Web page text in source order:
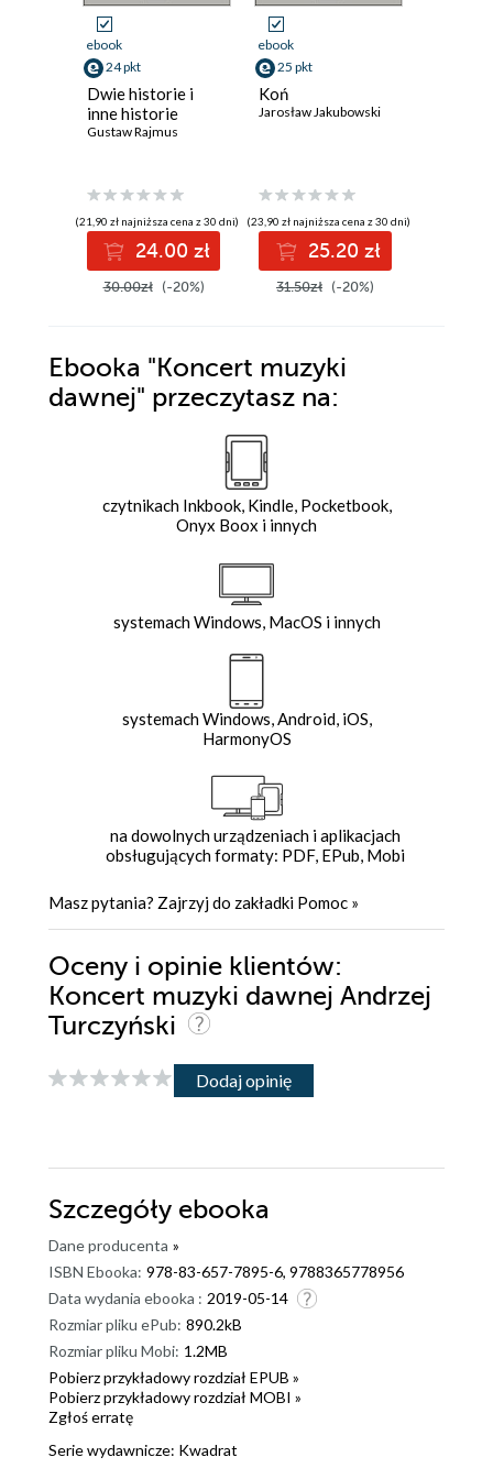
ebook
24 pkt
Dwie historie i
inne historie
Gustaw Rajmus
(21,90 zł najniższa cena z 30 dni)
24.00 zł
30.00zł (-20%)
ebook
25 pkt
Koń
Jarosław Jakubowski
(23,90 zł najniższa cena z 30 dni)
25.20 zł
31.50zł (-20%)
Ebooka "Koncert muzyki
dawnej" przeczytasz na:
czytnikach Inkbook, Kindle, Pocketbook,
Onyx Boox i innych
systemach Windows, MacOS i innych
systemach Windows, Android, iOS,
HarmonyOS
na dowolnych urządzeniach i aplikacjach
obsługujących formaty: PDF, EPub, Mobi
Masz pytania? Zajrzyj do zakładki Pomoc »
Oceny i opinie klientów:
Koncert muzyki dawnej Andrzej
Turczyński
Dodaj opinię
Szczegóły ebooka
Dane producenta »
ISBN Ebooka: 978-83-657-7895-6, 9788365778956
Data wydania ebooka : 2019-05-14
Rozmiar pliku ePub: 890.2kB
Rozmiar pliku Mobi: 1.2MB
Pobierz przykładowy rozdział EPUB »
Pobierz przykładowy rozdział MOBI »
Zgłoś erratę
Serie wydawnicze: Kwadrat